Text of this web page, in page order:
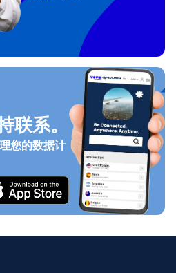
联系。
您的数据计